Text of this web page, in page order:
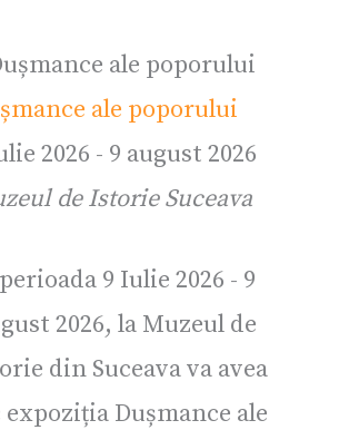
ale poporului
2026 - 9 august 2026
de Istorie Suceava
9 Iulie 2026 - 9
2026, la Muzeul de
din Suceava va avea
expoziția Dușmance ale